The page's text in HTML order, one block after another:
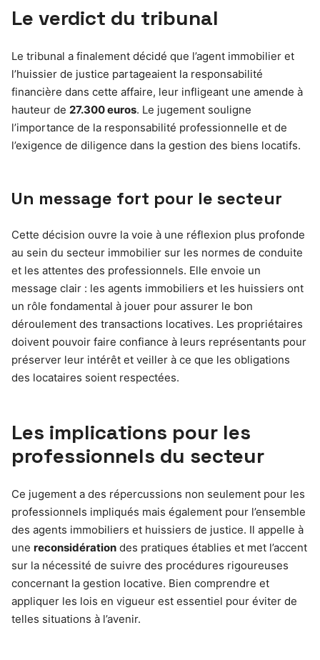
Le verdict du tribunal
Le tribunal a finalement décidé que l’agent immobilier et
l’huissier de justice partageaient la responsabilité
financière dans cette affaire, leur infligeant une amende à
hauteur de 27.300 euros. Le jugement souligne
l’importance de la responsabilité professionnelle et de
l’exigence de diligence dans la gestion des biens locatifs.
Un message fort pour le secteur
Cette décision ouvre la voie à une réflexion plus profonde
au sein du secteur immobilier sur les normes de conduite
et les attentes des professionnels. Elle envoie un
message clair : les agents immobiliers et les huissiers ont
un rôle fondamental à jouer pour assurer le bon
déroulement des transactions locatives. Les propriétaires
doivent pouvoir faire confiance à leurs représentants pour
préserver leur intérêt et veiller à ce que les obligations
des locataires soient respectées.
Les implications pour les
professionnels du secteur
Ce jugement a des répercussions non seulement pour les
professionnels impliqués mais également pour l’ensemble
des agents immobiliers et huissiers de justice. Il appelle à
une reconsidération des pratiques établies et met l’accent
sur la nécessité de suivre des procédures rigoureuses
concernant la gestion locative. Bien comprendre et
appliquer les lois en vigueur est essentiel pour éviter de
telles situations à l’avenir.